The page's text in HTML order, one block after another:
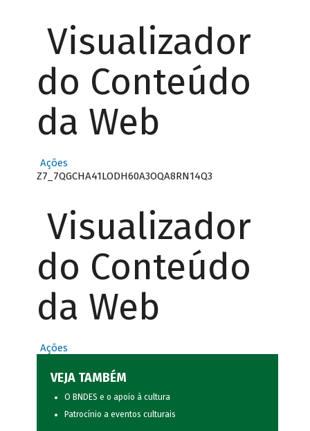
Visualizador
do Conteúdo
da Web
Ações
Z7_7QGCHA41LODH60A3OQA8RN14Q3
Visualizador
do Conteúdo
da Web
Ações
VEJA TAMBÉM
O BNDES e o apoio à cultura
Patrocínio a eventos culturais